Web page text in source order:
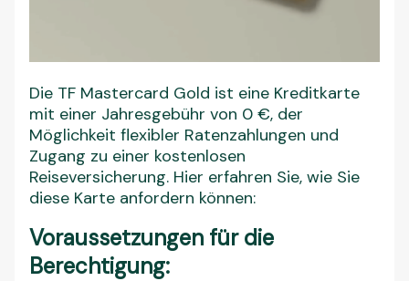
Die TF Mastercard Gold ist eine Kreditkarte
mit einer Jahresgebühr von 0 €, der
Möglichkeit flexibler Ratenzahlungen und
Zugang zu einer kostenlosen
Reiseversicherung. Hier erfahren Sie, wie Sie
diese Karte anfordern können:
Voraussetzungen für die
Berechtigung: